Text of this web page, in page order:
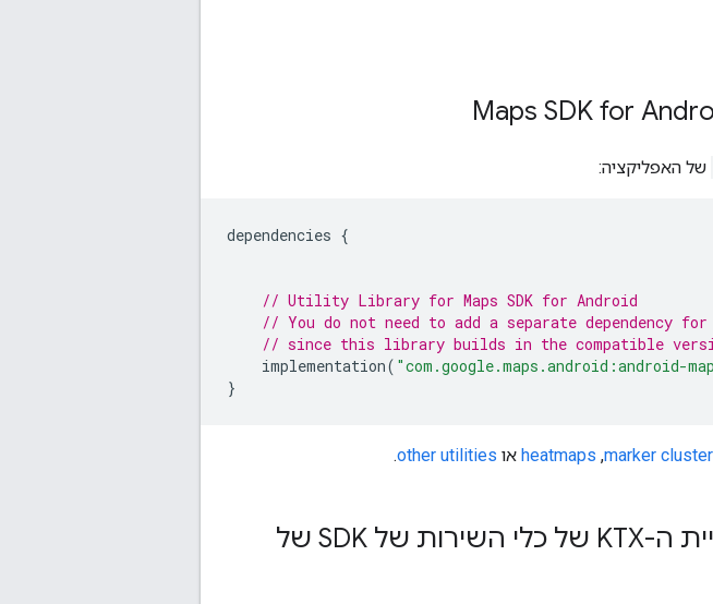
של האפליקציה:
dependencies {
// Utility Library for Maps SDK for Android
// You do not need to add a separate dependency for
// since this library builds in the compatible
implementation( "com.google.maps.android:android-
}
marker
,‏
heatmaps או other utilities
.
(אופציונלי) התקנה של ספריית ה-KTX של כלי השירות של SDK של